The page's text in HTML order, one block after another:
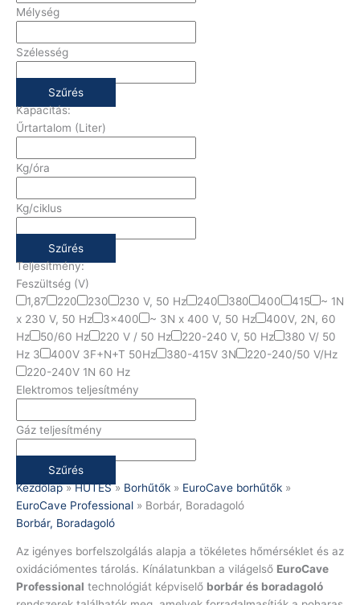
Mélység
Szélesség
Szűrés
Kapacitás:
Űrtartalom (Liter)
Kg/óra
Kg/ciklus
Szűrés
Teljesítmény:
Feszültség (V)
1,87
220 230 230 V, 50 Hz 240 380 400 415
~ 1N
x 230 V, 50 Hz
3x400 ~ 3N x 400 V, 50 Hz
400V, 2N, 60
Hz
50/60 Hz 220 V / 50 Hz 220-240 V, 50 Hz
380 V/ 50
Hz 3
400V 3F+N+T 50Hz 380-415V 3N
220-240/50 V/Hz
220-240V 1N 60 Hz
Elektromos teljesítmény
Gáz teljesítmény
Szűrés
Kezdőlap»HŰTÉS» Borhűtők » EuroCave borhűtők »
EuroCave Professional » Borbár, Boradagoló
Borbár, Boradagoló
Az igényes borfelszolgálás alapja a tökéletes hőmérséklet és az
oxidációmentes tárolás. Kínálatunkban a világelső EuroCave
Professional technológiát képviselő borbár és boradagoló